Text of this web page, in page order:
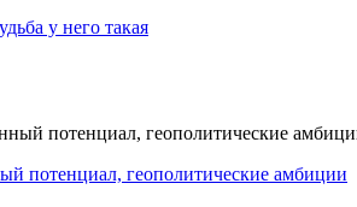
у него такая
потенциал, геополитические амбиции